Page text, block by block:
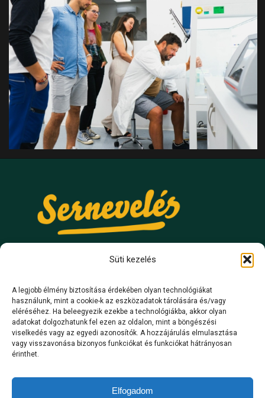
Süti kezelés
A legjobb élmény biztosítása érdekében olyan technológiákat
használunk, mint a cookie-k az eszközadatok tárolására és/vagy
eléréséhez. Ha beleegyezik ezekbe a technológiákba, akkor olyan
adatokat dolgozhatunk fel ezen az oldalon, mint a böngészési
viselkedés vagy az egyedi azonosítók. A hozzájárulás elmulasztása
vagy visszavonása bizonyos funkciókat és funkciókat hátrányosan
érinthet.
Elfogadom
ELÉRHETŐSÉGEK
hello@serneveles.hu
+36 30 599 6427
hétfő-péntek: 09:00-18:00